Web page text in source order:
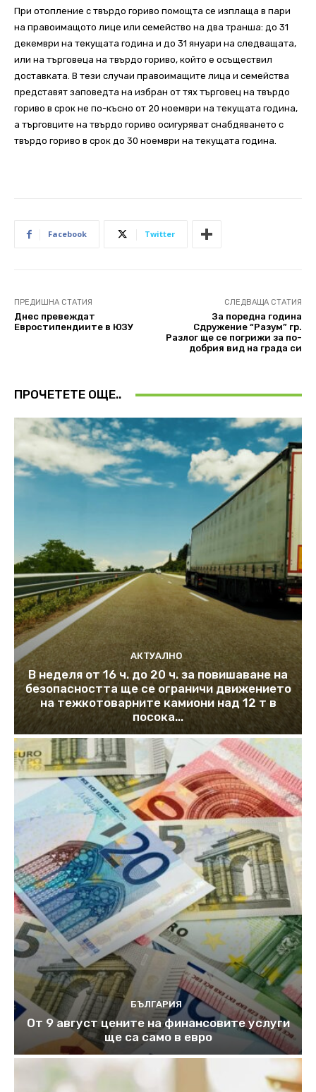
При отопление с твърдо гориво помощта се изплаща в пари
на правоимащото лице или семейство на два транша: до 31
декември на текущата година и до 31 януари на следващата,
или на търговеца на твърдо гориво, който е осъществил
доставката. В тези случаи правоимащите лица и семейства
представят заповедта на избран от тях търговец на твърдо
гориво в срок не по-късно от 20 ноември на текущата година,
а търговците на твърдо гориво осигуряват снабдяването с
твърдо гориво в срок до 30 ноември на текущата година.
Facebook Twitter
ПРЕДИШНА СТАТИЯ
Днес превеждат
Евростипендиите в ЮЗУ
СЛЕДВАЩА СТАТИЯ
За поредна година
Сдружение “Разум” гр.
Разлог ще се погрижи за по-
добрия вид на града си
ПРОЧЕТЕТЕ ОЩЕ..
АКТУАЛНО
В неделя от 16 ч. до 20 ч. за повишаване на
безопасността ще се ограничи движението
на тежкотоварните камиони над 12 т в
посока...
БЪЛГАРИЯ
От 9 август цените на финансовите услуги
ще са само в евро